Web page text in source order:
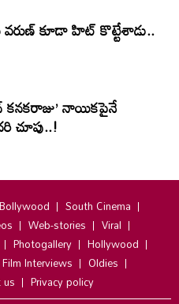
వరుణ్ కూడా హిట్ కొట్టేశాడు..
నాయికపైనే
చూపు..!
Bollywood
South Cinema
Web-stories
Viral
Photogallery
Hollywood
Film Interviews
Oldies
Privacy policy